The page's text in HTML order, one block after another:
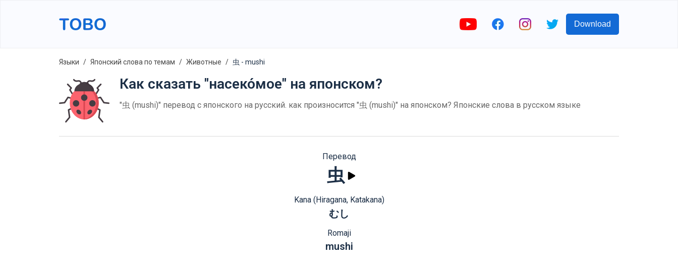
Download
Языки Японский слова по темам Животные 虫 - mushi
Как сказать "насеко́мое" на японском?
"虫 (mushi)" перевод с японского на русский. как произносится "虫 (mushi)" на японском? Японские слова в русском языке
Перевод
虫
Kana (Hiragana, Katakana)
むし
Romaji
mushi